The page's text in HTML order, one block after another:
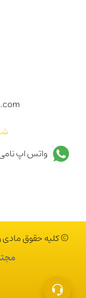
واتس اپ
© کلیه حقوق